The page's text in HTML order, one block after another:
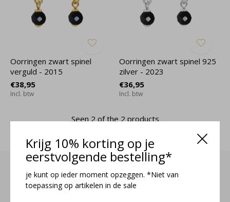
Krijg 10% korting op je
eerstvolgende bestelling*
je kunt op ieder moment opzeggen. *Niet van
toepassing op artikelen in de sale
Oorringen zwart spinel
verguld - 2015
€38,95
Incl. btw
Oorringen zwart spinel 925
zilver - 2023
€36,95
Incl. btw
Seen 2 of the 2 products
Meld je aan voor onze nieuwsbrief